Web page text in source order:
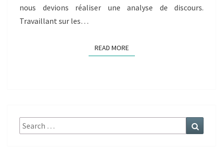
nous devions réaliser une analyse de discours.
Travaillant sur les…
READ MOREREAD MORE
Search
for: